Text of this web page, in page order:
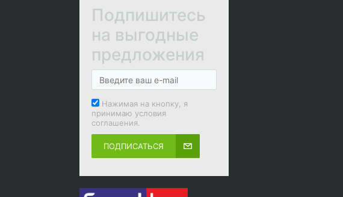
Подпишитесь
на выгодные
предложения
Нажимая на кнопку, я
принимаю условия
соглашения.
ПОДПИСАТЬСЯ